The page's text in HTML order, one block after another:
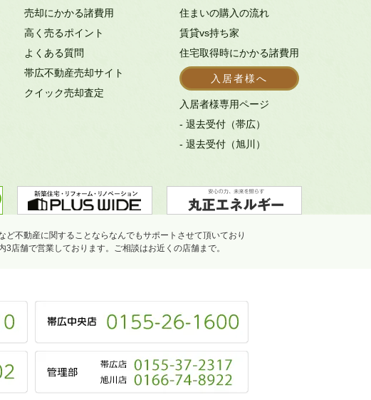
売却にかかる諸費用
高く売るポイント
よくある質問
帯広不動産売却サイト
クイック売却査定
住まいの購入の流れ
賃貸vs持ち家
住宅取得時にかかる諸費用
入居者様へ
入居者様専用ページ
- 退去受付（帯広）
- 退去受付（旭川）
不動産に関することならなんでもサポートさせて頂いており
店舗で営業しております。ご相談はお近くの店舗まで。